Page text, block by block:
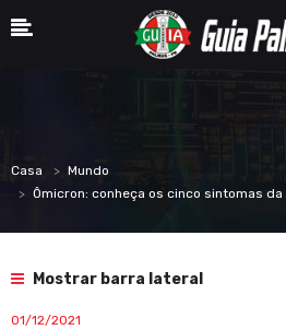
Casa
Mundo
Ômicron: conheça os cinco sintomas
Mostrar barra lateral
01/12/2021